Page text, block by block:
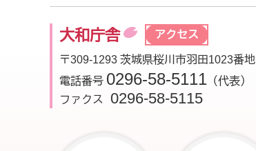
大和庁舎 アクセス
〒309-1293 茨城県桜川市羽田1023番地
電話番号 0296-58-5111 （代表）
ファクス
0296-58-5115